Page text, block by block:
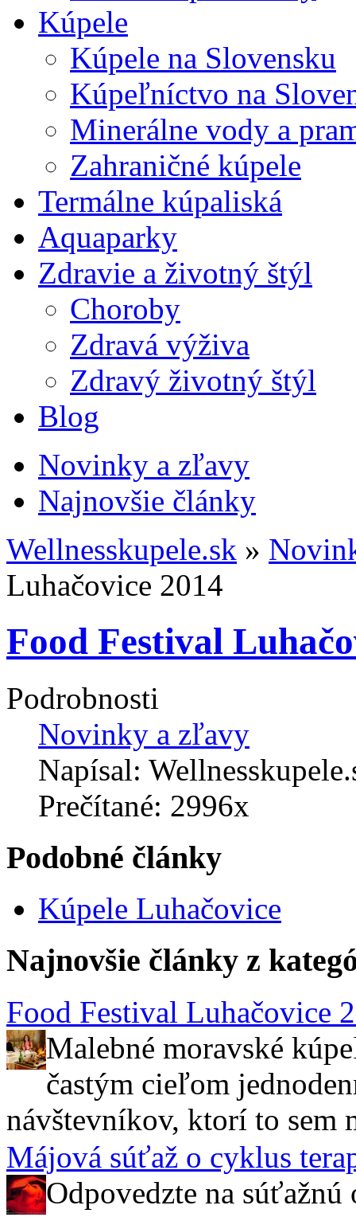
Kúpele
Kúpele na Slovensku
Kúpeľníctvo na
Minerálne vody a
Zahraničné kúpele
Termálne kúpaliská
Aquaparky
Zdravie a životný štýl
Choroby
Zdravá výživa
Zdravý životný štýl
Blog
Novinky a zľavy
Najnovšie články
Wellnesskupele.sk »
Luhačovice 2014
Food Festival
Podrobnosti
Novinky a zľavy
Napísal:
Prečítané: 2996x
Podobné články
Kúpele Luhačovice
Najnovšie články z
Food Festival Luhačovice
Malebné moravské
častým cieľom
návštevníkov, ktorí to sem
Májová súťaž o cyklus
Odpovedzte na